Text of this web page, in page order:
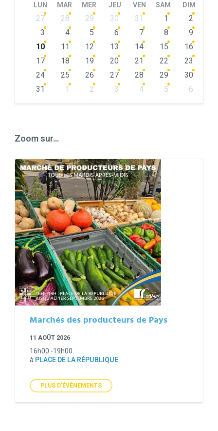
LUN MAR MER JEU VEN SAM DIM
Skip
calendar
27 28 29 30 31 1
2
3
4 5 6 7 8
9
10
11 12 13 14 15
16
17
18 19 20 21 22
23
24
25 26 27 28 29
30
31
1 2 3 4 5
6
Zoom sur…
Marchés des producteurs de Pays
11 AOÛT 2026
16h00 -19h00
à PLACE DE LA RÉPUBLIQUE
PLUS D'ÉVÉNEMENTS